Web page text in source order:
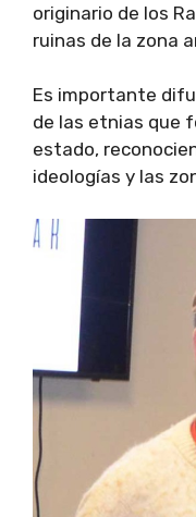
originario de los
ruinas de la zona
Es importante
de las etnias que
estado,
ideologías y las